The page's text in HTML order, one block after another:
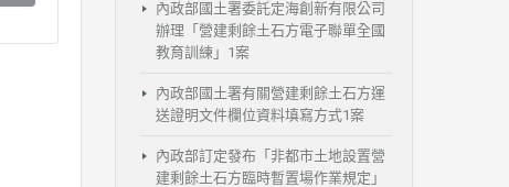
內政部國土署委託定海創新有限公司
辦理「營建剩餘土石方電子聯單全國
教育訓練」1案
內政部國土署有關營建剩餘土石方運
送證明文件欄位資料填寫方式1案
內政部訂定發布「非都市土地設置營
建剩餘土石方臨時暫置場作業規定」